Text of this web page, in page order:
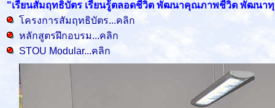
"เรียนสัมฤทธิบัตร เรียนรู้ตลอดชีวิต พัฒนาคุณภาพชีวิต พัฒนา
โครงการสัมฤทธิบัตร...คลิก
หลักสูตรฝึกอบรม...คลิก
STOU Modular...คลิก